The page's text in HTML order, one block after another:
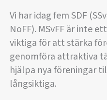
Vi har idag fem SDF
NoFF). MSvFF är inte
viktiga för att stärka
genomföra attraktiva
hjälpa nya föreningar
långsiktiga.